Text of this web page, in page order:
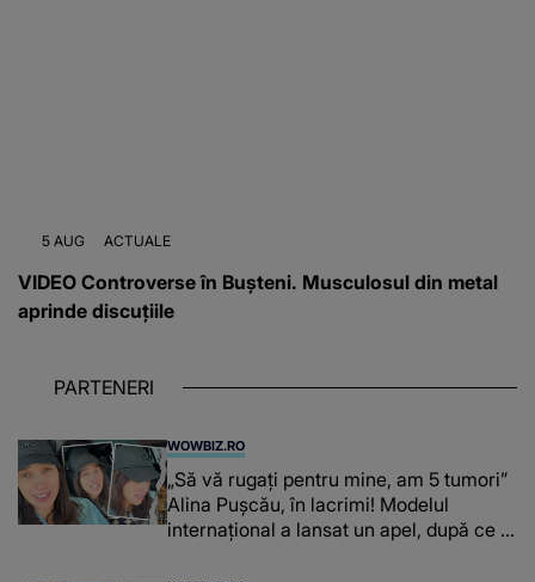
5 AUG ACTUALE
VIDEO Controverse în Bușteni. Musculosul din metal
aprinde discuțiile
PARTENERI
WOWBIZ.RO
„Să vă rugați pentru mine, am 5 tumori”
Alina Pușcău, în lacrimi! Modelul
internațional a lansat un apel, după ce a